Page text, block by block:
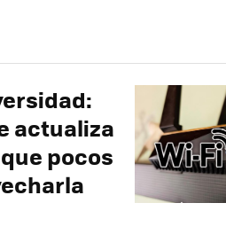
actualiza
pocos